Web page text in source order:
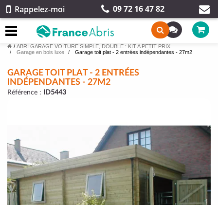
Rappelez-moi 09 72 16 47 82
/ ABRI GARAGE VOITURE SIMPLE, DOUBLE : KIT A PETIT PRIX
Garage en bois luxe
Garage toit plat - 2 entrées indépendantes - 27m2
GARAGE TOIT PLAT - 2 ENTRÉES
INDÉPENDANTES - 27M2
Référence : ID5443